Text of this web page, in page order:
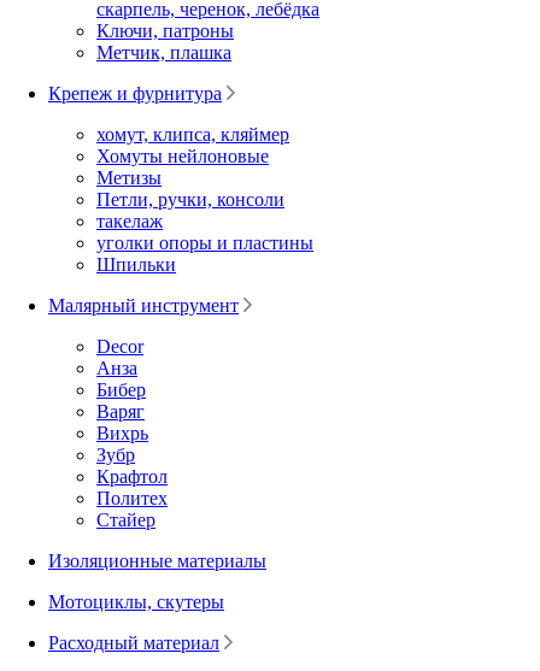
скарпель, черенок, лебёдка
Ключи, патроны
Метчик, плашка
Крепеж и фурнитура
хомут, клипса, кляймер
Хомуты нейлоновые
Метизы
Петли, ручки, консоли
такелаж
уголки опоры и пластины
Шпильки
Малярный инструмент
Decor
Анза
Бибер
Варяг
Вихрь
Зубр
Крафтол
Политех
Стайер
Изоляционные материалы
Мотоциклы, скутеры
Расходный материал